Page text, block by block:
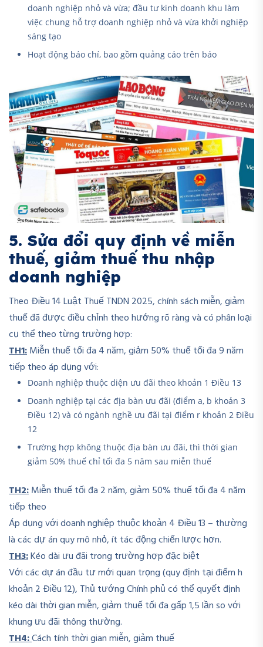
doanh nghiệp nhỏ và vừa; đầu tư kinh doanh khu làm
việc chung hỗ trợ doanh nghiệp nhỏ và vừa khởi nghiệp
sáng tạo
Hoạt động báo chí, bao gồm quảng cáo trên báo
5. Sửa đổi quy định về miễn
thuế, giảm thuế thu nhập
doanh nghiệp
Theo Điều 14 Luật Thuế TNDN 2025, chính sách miễn, giảm
thuế đã được điều chỉnh theo hướng rõ ràng và có phân loại
cụ thể theo từng trường hợp:
TH1:Miễn thuế tối đa 4 năm, giảm 50% thuế tối đa 9 năm
tiếp theo áp dụng với:
Doanh nghiệp thuộc diện ưu đãi theo khoản 1 Điều 13
Doanh nghiệp tại các địa bàn ưu đãi (điểm a, b khoản 3
Điều 12) và có ngành nghề ưu đãi tại điểm r khoản 2 Điều
12
Trường hợp không thuộc địa bàn ưu đãi, thì thời gian
giảm 50% thuế chỉ tối đa 5 năm sau miễn thuế
TH2:Miễn thuế tối đa 2 năm, giảm 50% thuế tối đa 4 năm
tiếp theo
Áp dụng với doanh nghiệp thuộc khoản 4 Điều 13 – thường
là các dự án quy mô nhỏ, ít tác động chiến lược hơn.
TH3:Kéo dài ưu đãi trong trường hợp đặc biệt
Với các dự án đầu tư mới quan trọng (quy định tại điểm h
khoản 2 Điều 12), Thủ tướng Chính phủ có thể quyết định
kéo dài thời gian miễn, giảm thuế tối đa gấp 1,5 lần so với
khung ưu đãi thông thường.
TH4:Cách tính thời gian miễn, giảm thuế